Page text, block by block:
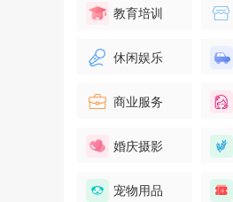
教育培训
休闲娱乐
商业服务
婚庆摄影
宠物用品